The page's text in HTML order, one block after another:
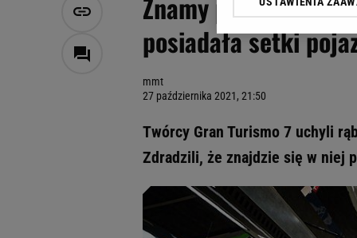
Znamy pierwsze
posiadała setki
mmt
27 października 2021, 21:50
Twórcy Gran Turismo 7 uchyli
Zdradzili, że znajdzie się w niej
Klikając „Akceptuję”
Zaufanych Partnerów i
dotyczące plików
odnośnik „Ustawienia
Użycie dokładnych
Przechowywanie
badnie odbiorców i